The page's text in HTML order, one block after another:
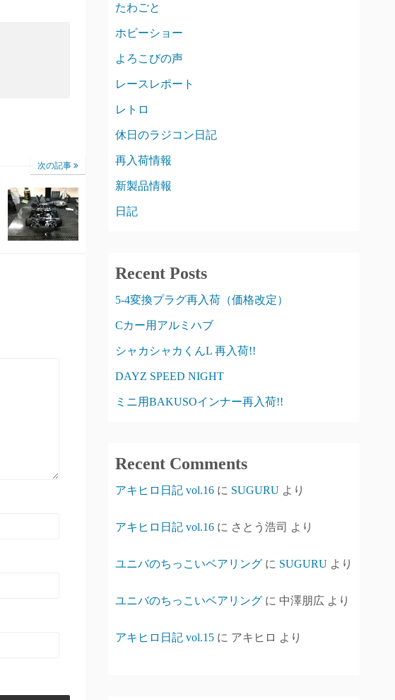
次の記事
たわごと
ホビーショー
よろこびの声
レースレポート
レトロ
休日のラジコン日記
再入荷情報
新製品情報
日記
Recent Posts
5-4変換プラグ再入荷（価格改定）
Cカー用アルミハブ
シャカシャカくんL 再入荷!!
DAYZ SPEED NIGHT
ミニ用BAKUSOインナー再入荷!!
Recent Comments
アキヒロ日記 vol.16 に SUGURU より
アキヒロ日記 vol.16 に さとう浩司 より
ユニバのちっこいベアリング に SUGURU より
ユニバのちっこいベアリング に 中澤朋広 より
アキヒロ日記 vol.15 に アキヒロ より